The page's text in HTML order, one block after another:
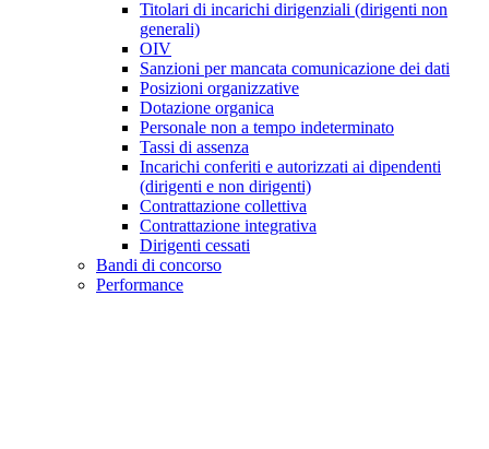
Titolari di incarichi dirigenziali (dirigenti non
generali)
OIV
Sanzioni per mancata comunicazione dei dati
Posizioni organizzative
Dotazione organica
Personale non a tempo indeterminato
Tassi di assenza
Incarichi conferiti e autorizzati ai dipendenti
(dirigenti e non dirigenti)
Contrattazione collettiva
Contrattazione integrativa
Dirigenti cessati
Bandi di concorso
Performance